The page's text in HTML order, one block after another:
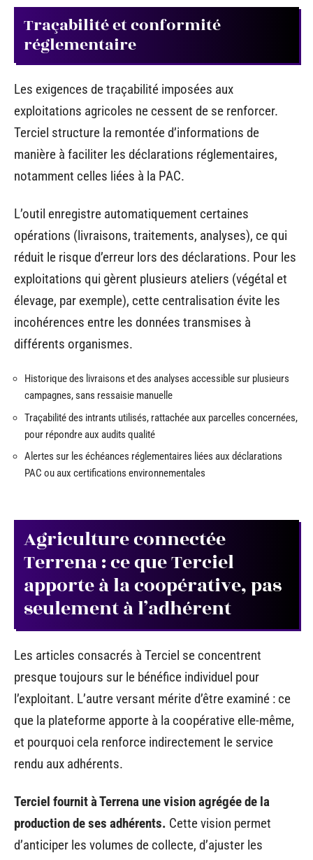
Traçabilité et conformité
réglementaire
Les exigences de traçabilité imposées aux
exploitations agricoles ne cessent de se renforcer.
Terciel structure la remontée d’informations de
manière à faciliter les déclarations réglementaires,
notamment celles liées à la PAC.
L’outil enregistre automatiquement certaines
opérations (livraisons, traitements, analyses), ce qui
réduit le risque d’erreur lors des déclarations. Pour les
exploitations qui gèrent plusieurs ateliers (végétal et
élevage, par exemple), cette centralisation évite les
incohérences entre les données transmises à
différents organismes.
Historique des livraisons et des analyses accessible sur plusieurs
campagnes, sans ressaisie manuelle
Traçabilité des intrants utilisés, rattachée aux parcelles concernées,
pour répondre aux audits qualité
Alertes sur les échéances réglementaires liées aux déclarations
PAC ou aux certifications environnementales
Agriculture connectée
Terrena : ce que Terciel
apporte à la coopérative, pas
seulement à l’adhérent
Les articles consacrés à Terciel se concentrent
presque toujours sur le bénéfice individuel pour
l’exploitant. L’autre versant mérite d’être examiné : ce
que la plateforme apporte à la coopérative elle-même,
et pourquoi cela renforce indirectement le service
rendu aux adhérents.
Terciel fournit à Terrena une vision agrégée de la
production de ses adhérents. Cette vision permet
d’anticiper les volumes de collecte, d’ajuster les